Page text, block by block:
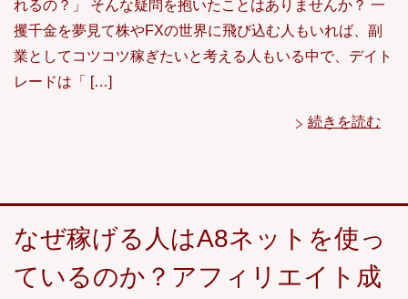
れるの？」 そんな疑問を抱いたことはありませんか？ 一
攫千金を夢見て株やFXの世界に飛び込む人もいれば、副
業としてコツコツ稼ぎたいと考える人もいる中で、デイト
レードは「 […]
続きを読む
なぜ稼げる人はA8ネットを使っ
ているのか？アフィリエイト成